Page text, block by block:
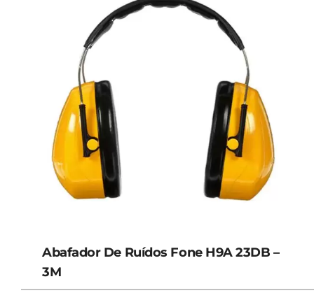
Abafador De Ruídos Fone H9A 23DB –
3M